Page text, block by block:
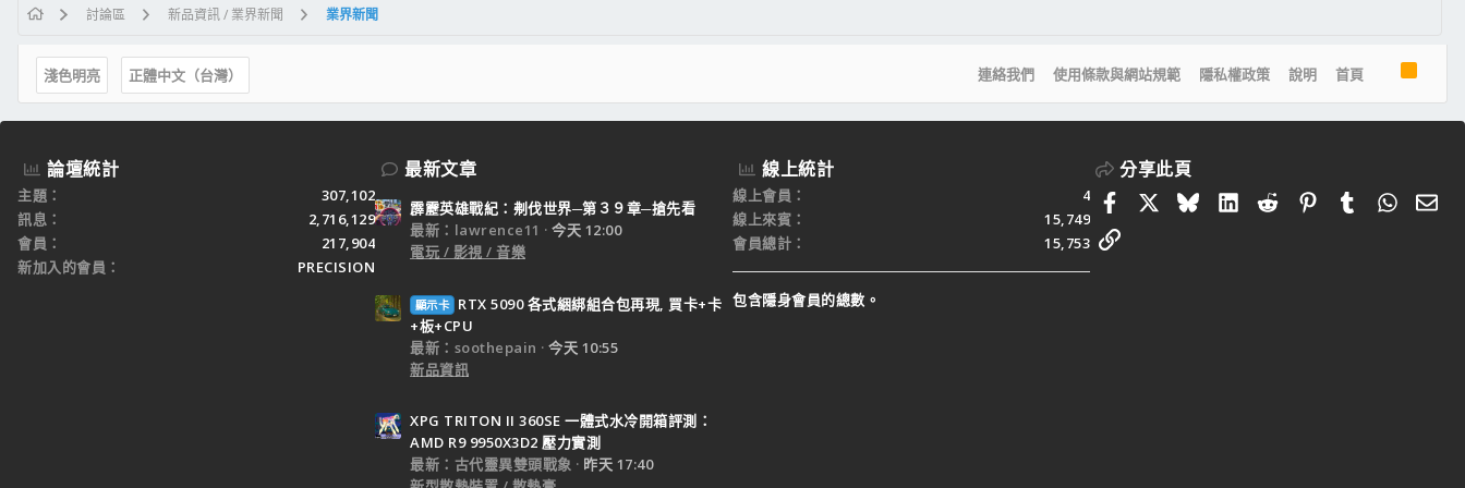
討論區 新品資訊 / 業界新聞 業界新聞
淺色明亮 正體中文（台灣） 連絡我們 使用條款與網站規範 隱私權政策 說明 首頁
R
S
論壇統計
主題
307,102
訊息
2,716,129
會員
217,904
新加入的會員
PRECISION
最新文章
霹靂英雄戰紀：刜伐世界─第３９章─搶先看
最新：lawrence11
今天 12:00
電玩 / 影視 / 音樂
顯示卡
RTX 5090 各式綑綁組合包再現, 買卡+卡
+板+CPU
最新：soothepain
今天 10:55
新品資訊
XPG TRITON II 360SE 一體式水冷開箱評測：
AMD R9 9950X3D2 壓力實測
最新：古代靈異雙頭戰象
昨天 17:40
線上統計
線上會員
4
線上來賓
15,749
會員總計
15,753
包含隱身會員的總數。
分享此頁
FacebookBlueskyLinkedIn
RedditPinterestTumblr 電
連結